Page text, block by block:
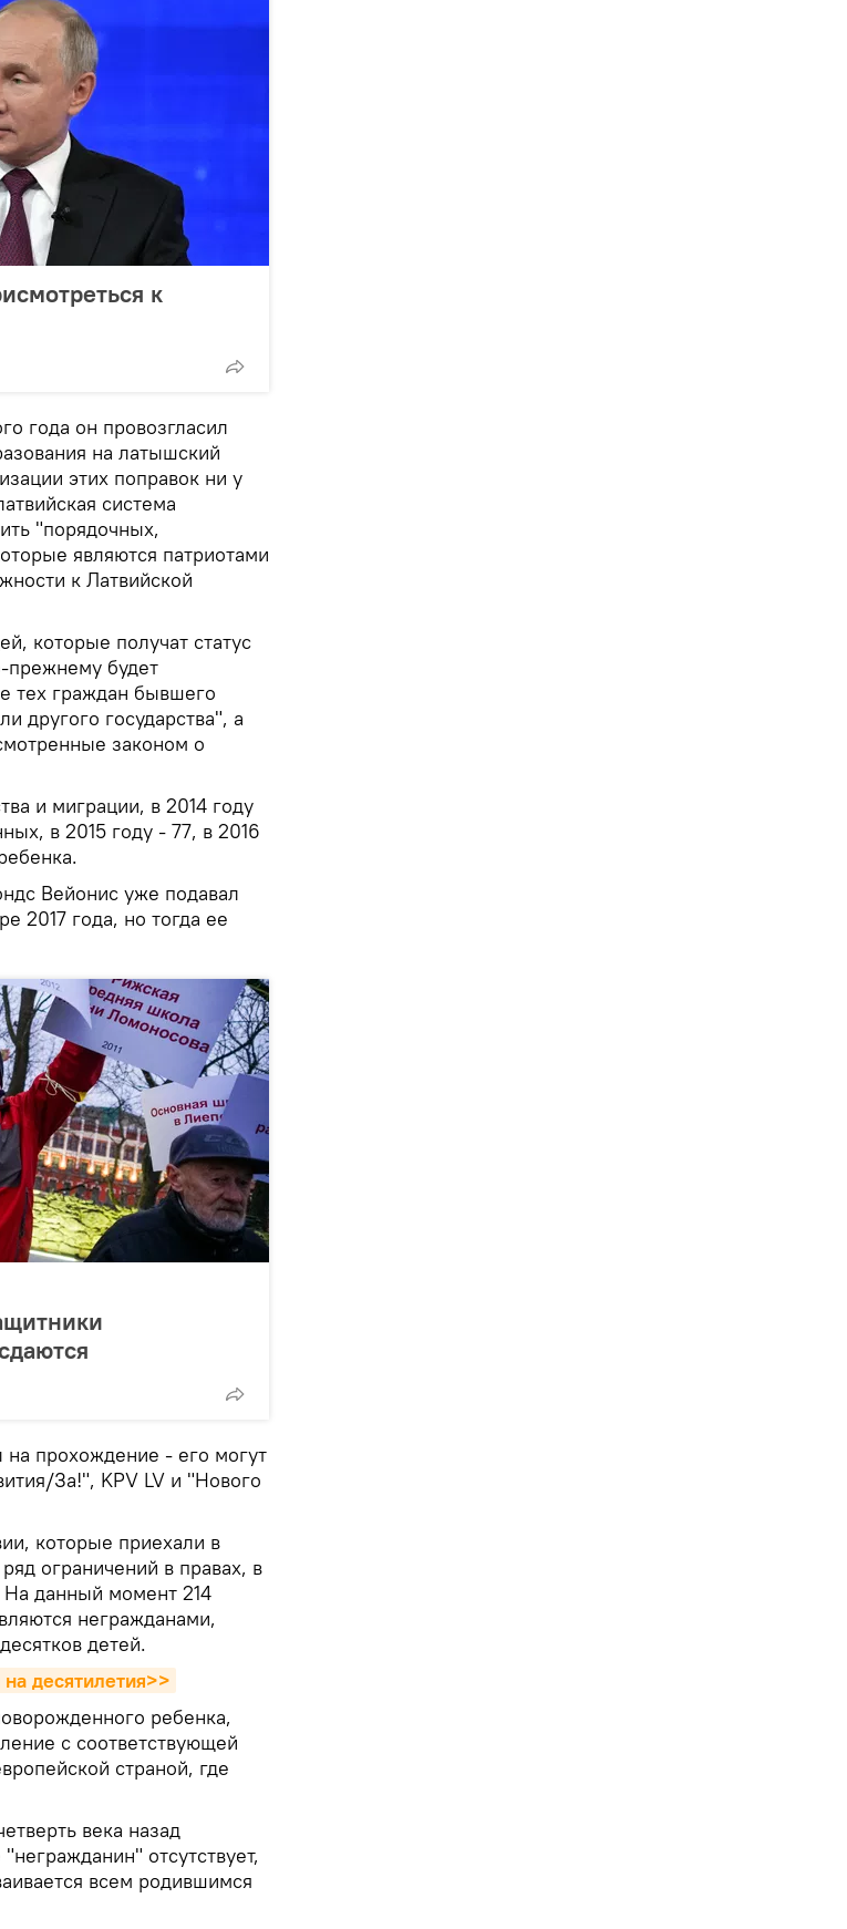
к
года он провозгласил
на латышский
этих поправок ни у
система
"порядочных,
являются патриотами
к Латвийской
которые получат статус
прежнему будет
тех граждан бывшего
другого государства", а
законом о
и миграции, в 2014 году
в 2015 году - 77, в 2016
Вейонис уже подавал
2017 года, но тогда ее
на прохождение - его могут
За!", KPV LV и "Нового
которые приехали в
ограничений в правах, в
На данный момент 214
негражданами,
детей.
десятилетия>>
ребенка,
с соответствующей
страной, где
века назад
отсутствует,
всем родившимся